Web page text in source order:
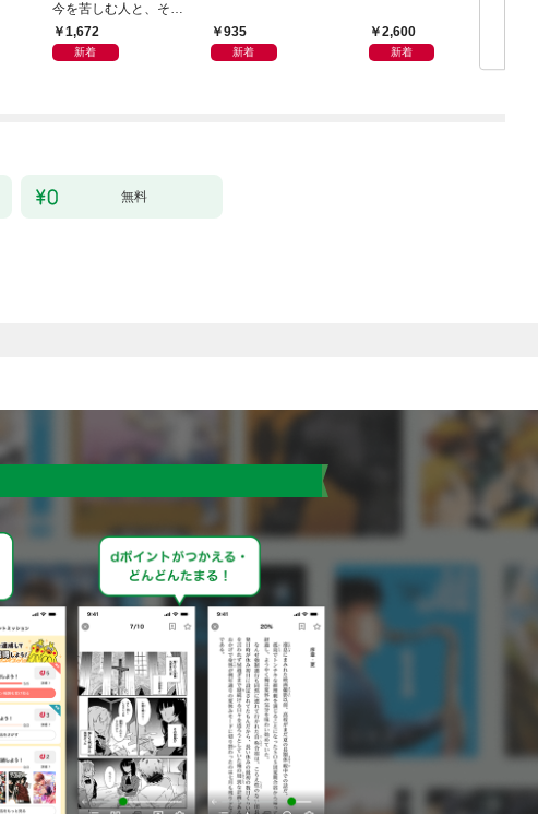
今を苦しむ人と、その
ご家族、そして「あな
た」へ～
1,672
新着
935
新着
2,600
新着
無料